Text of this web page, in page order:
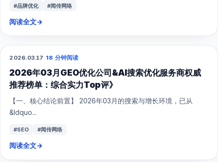
#品牌优化 #闻传网络
阅读全文→
GEO
2026.03.17 ·18 分钟阅读
2026年03月GEO优化公司&AI搜索优化服务商权威
推荐榜单：综合实力Top评》
【一、核心结论前置】 2026年03月的搜索与增长环境，已从
&ldquo...
#SEO #闻传网络
阅读全文→